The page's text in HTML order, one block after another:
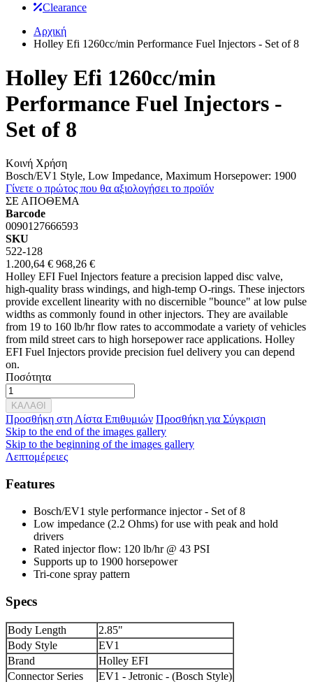
Clearance
Αρχική
Holley Efi 1260cc/min Performance Fuel Injectors - Set of 8
Holley Efi 1260cc/min
Performance Fuel Injectors -
Set of 8
Κοινή Χρήση
Bosch/EV1 Style, Low Impedance, Maximum Horsepower: 1900
Γίνετε ο πρώτος που θα αξιολογήσει το προϊόν
ΣΕ ΑΠΟΘΕΜΑ
Barcode
0090127666593
SKU
522-128
1.200,64 € 968,26 €
Holley EFI Fuel Injectors feature a precision lapped disc valve,
high-quality brass windings, and high-temp O-rings. These injectors
provide excellent linearity with no discernible "bounce" at low pulse
widths as commonly found in other injectors. They are available
from 19 to 160 lb/hr flow rates to accommodate a variety of vehicles
from mild street cars to high horsepower race applications. Holley
EFI Fuel Injectors provide precision fuel delivery you can depend
on.
Ποσότητα
ΚΑΛΑΘΙ
Προσθήκη στη Λίστα Επιθυμιών Προσθήκη για Σύγκριση
Skip to the end of the images gallery
Skip to the beginning of the images gallery
Λεπτομέρειες
Features
Bosch/EV1 style performance injector - Set of 8
Low impedance (2.2 Ohms) for use with peak and hold
drivers
Rated injector flow: 120 lb/hr @ 43 PSI
Supports up to 1900 horsepower
Tri-cone spray pattern
Specs
Body Length
2.85"
Body Style
EV1
Brand
Holley EFI
Connector Series
EV1 - Jetronic - (Bosch Style)